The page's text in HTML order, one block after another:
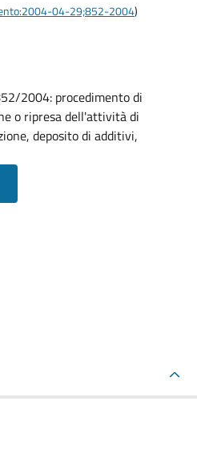
04-29;852-2004)
2004: procedimento di
o ripresa dell'attività di
deposito di additivi,